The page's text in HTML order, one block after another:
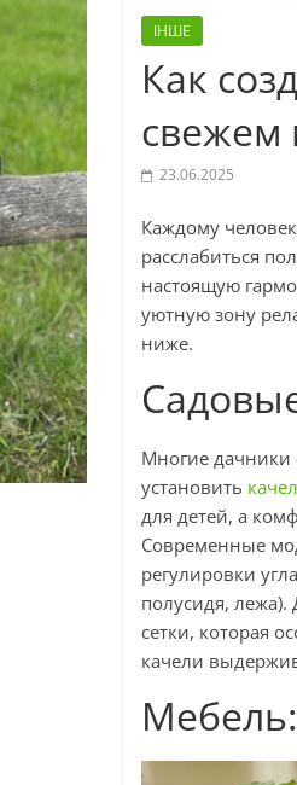
ІНШЕ
Как
свежем
23.06.2025
Каждому
расслабиться
настоящую
уютную зону
ниже.
Многие дачники
установить
для детей, а
Современные
регулировки
полусидя,
сетки, которая
качели